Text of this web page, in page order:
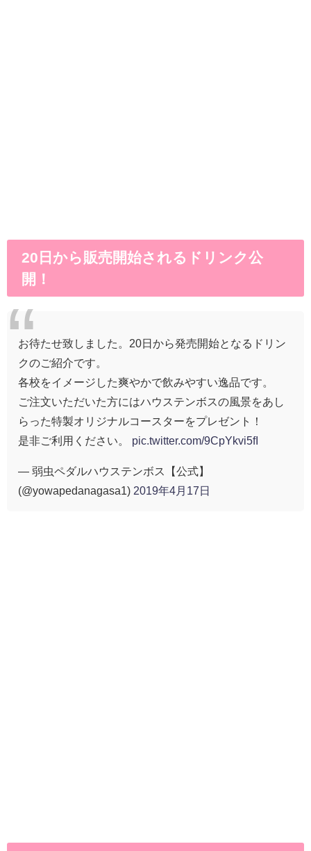
20日から販売開始されるドリンク公
開！
お待たせ致しました。20日から発売開始となるドリン
クのご紹介です。
各校をイメージした爽やかで飲みやすい逸品です。
ご注文いただいた方にはハウステンボスの風景をあし
らった特製オリジナルコースターをプレゼント！
是非ご利用ください。 pic.twitter.com/9CpYkvi5fI
— 弱虫ペダルハウステンボス【公式】
(@yowapedanagasa1) 2019年4月17日